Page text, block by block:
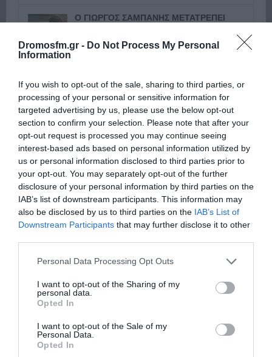
Dromosfm.gr - Do Not Process My Personal
Information
If you wish to opt-out of the sale, sharing to third parties, or
processing of your personal or sensitive information for
targeted advertising by us, please use the below opt-out
section to confirm your selection. Please note that after your
opt-out request is processed you may continue seeing
interest-based ads based on personal information utilized by
us or personal information disclosed to third parties prior to
your opt-out. You may separately opt-out of the further
disclosure of your personal information by third parties on the
IAB’s list of downstream participants. This information may
also be disclosed by us to third parties on the IAB’s List of
Downstream Participants that may further disclose it to other
Please note that this website/app uses one or more Google
not limited to your visit or usage behaviour. You may click to
grant or deny consent to Google and its third-party tags to
use your data for below specified purposes in below Google
consent section.
Personal Data Processing Opt Outs
I want to opt-out of the Sharing of my
personal data.
Opted In
I want to opt-out of the Sale of my
Personal Data.
Opted In
Ο ΓΙΩΡΓΟΣ ΣΑΜΠΑΝΗΣ ΜΕΤΑΤΡΕΠΕΙ
CLIP ΤΟΥ «ΤΙ ΘΕΛΩ...
ΔΡΟΜΟΣ 89,8: ΘΕΑΤΡΙΚΟ ΡΑΝΤΕΒΟΥ
ΣΤΗΝ ΠΑΡΑΣΤΑΣΗ «ΕΚΚΛΗΣΙΑΖΟΥΣΕΣ |
ΓΥΝΑΙΚΕΣ ΣΤΗΝ ΕΞΟΥΣΙΑ» ΣΤΟ ΘΕΑΤΡΟ
ΠΕΤΡΑΣ
ΔΡΟΜΟΣ 89,8: Ο ΓΙΩΡΓΟΣ ΣΑΜΠΑΝΗΣ
ΕΠΙΣΤΡΕΦΕΙ ΣΤΟ ΚΑΤΡΑΚΕΙΟ ΓΙΑ ΤΗ
ΜΕΓΑΛΥΤΕΡΗ ΣΥΝΑΥΛΙΑ ΤΟΥ
ΦΘΙΝΟΠΩΡΟΥ
8 Ιουλίου, 2026
Επόμενο »
ΕΙΠΕΣ – ΦΕΡΡΗΣ ΘΟΔΩΡΗΣ